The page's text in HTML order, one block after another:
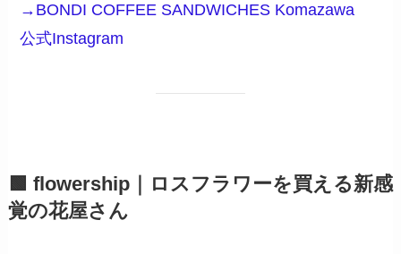
→BONDI COFFEE SANDWICHES Komazawa
公式Instagram
🟩 flowership｜ロスフラワーを買える新感
覚の花屋さん